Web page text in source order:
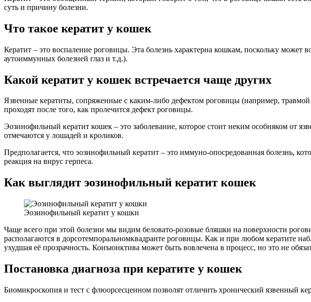
суть и причину болезни.
Что такое кератит у кошек
Кератит – это воспаление роговицы. Эта болезнь характерна кошкам, поскольку
аутоиммунных болезней глаз и т.д.).
Какой кератит у кошек встречается чаще других
Язвенные кератиты, сопряженные с каким-либо дефектом роговицы (например,
проходят после того, как пролечится дефект роговицы.
Эозинофильный кератит кошек – это заболевание, которое стоит неким особняком от
отмечаются у лошадей и кроликов.
Предполагается, что эозинофильный кератит – это иммуно-опосредованная болезнь,
реакция на вирус герпеса.
Как выглядит эозинофильный кератит кошек
Эозинофильный кератит у кошки
Чаще всего при этой болезни мы видим беловато-розовые бляшки на поверхности
располагаются в дорсотемпоральномквадранте роговицы. Как и при любом кератите
ухудшая её прозрачность. Конъюнктива может быть вовлечена в процесс, но это не
Постановка диагноза при кератите у кошек
Биомикроскопия и тест с флюорсесцеином позволят отличить хронический язвенный